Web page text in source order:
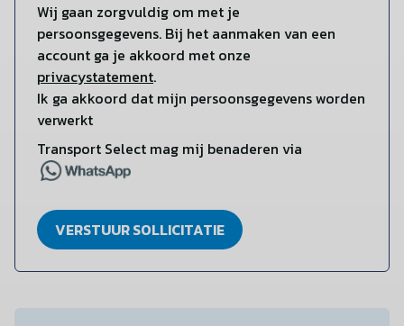
Wij gaan zorgvuldig om met je
persoonsgegevens. Bij het aanmaken van een
account ga je akkoord met onze
privacystatement.
Ik ga akkoord dat mijn persoonsgegevens worden
verwerkt
Transport Select mag mij benaderen via
VERSTUUR SOLLICITATIE